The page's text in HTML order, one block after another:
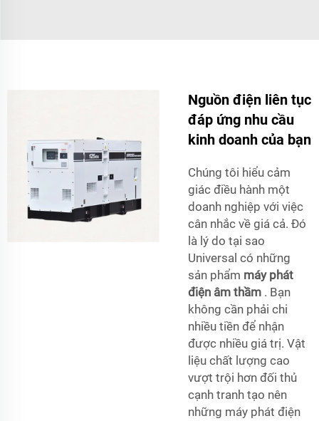
Nguồn điện liên tục
đáp ứng nhu cầu
kinh doanh của bạn
Chúng tôi hiểu cảm
giác điều hành một
doanh nghiệp với việc
cân nhắc về giá cả. Đó
là lý do tại sao
Universal có những
sản phẩm máy phát
điện âm thầm . Bạn
không cần phải chi
nhiều tiền để nhận
được nhiều giá trị. Vật
liệu chất lượng cao
vượt trội hơn đối thủ
cạnh tranh tạo nên
những máy phát điện